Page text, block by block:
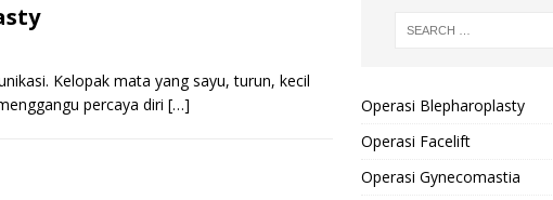
Kelopak mata yang sayu, turun, kecil
percaya diri […]
Operasi Blepharoplasty
Operasi Facelift
Operasi Gynecomastia